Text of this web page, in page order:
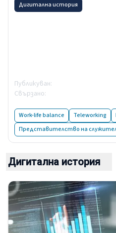
Дигитална история
Публикуван:
Свързано:
Work-life balance Teleworking
Представителство на
Дигитална история